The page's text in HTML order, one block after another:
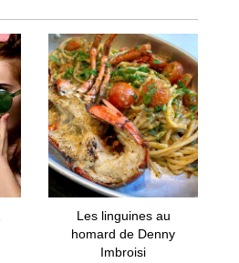
Les linguines au
homard de Denny
Imbroisi